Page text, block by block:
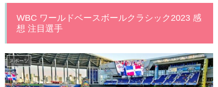
WBC ワールドベースボールクラシック2023 感
想 注目選手
スポーツ